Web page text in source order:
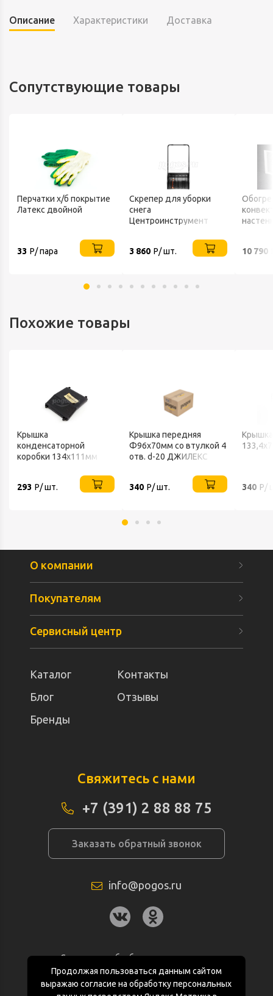
Описание Характеристики Доставка
Сопутствующие товары
Перчатки х/б покрытие
Латекс двойной
33 Р/ пара
Скрепер для уборки
снега
Центроинструмент
3 860 Р/ шт.
10 790
Похожие товары
Крышка
конденсаторной
коробки 134х111мм
293 Р/ шт.
Крышка передняя
Ф96х70мм со втулкой 4
отв. d-20 ДЖИЛЕКС
340 Р/ шт. 340 Р/
Продолжая пользоваться данным сайтом
выражаю согласие на обработку персональных
О компании
Покупателям
Сервисный центр
Каталог
Контакты
Блог
Отзывы
Бренды
Свяжитесь с нами
+7 (391) 2 88 88 75
Заказать обратный звонок
info@pogos.ru
Согласие на обработку персональных
данных